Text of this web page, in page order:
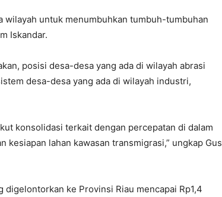
wilayah untuk menumbuhkan tumbuh-tumbuhan
Iskandar.
posisi desa-desa yang ada di wilayah abrasi
desa-desa yang ada di wilayah industri,
konsolidasi terkait dengan percepatan di dalam
kesiapan lahan kawasan transmigrasi,” ungkap Gus
digelontorkan ke Provinsi Riau mencapai Rp1,4